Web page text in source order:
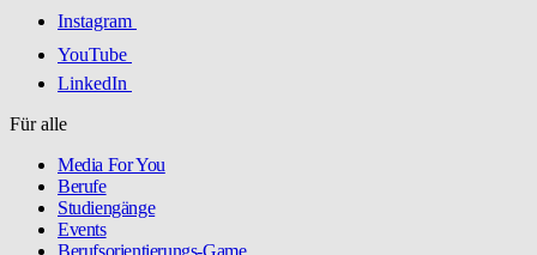
Instagram
YouTube
LinkedIn
Für alle
Media For You
Berufe
Studiengänge
Events
Berufsorientierungs-Game